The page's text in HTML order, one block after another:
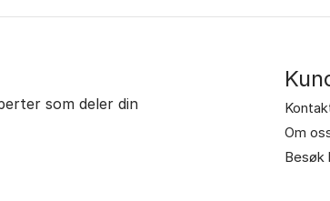
som deler din
Om
Besøk